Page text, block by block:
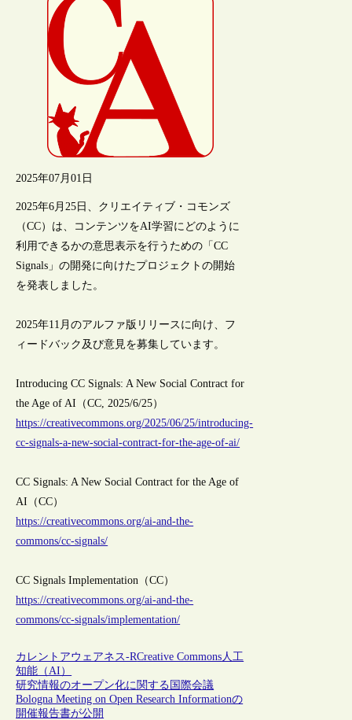
2025年07月01日
2025年6月25日、クリエイティブ・コモンズ
（CC）は、コンテンツをAI学習にどのように
利用できるかの意思表示を行うための「CC
Signals」の開発に向けたプロジェクトの開始
を発表しました。
2025年11月のアルファ版リリースに向け、フ
ィードバック及び意見を募集しています。
Introducing CC Signals: A New Social Contract for
the Age of AI（CC, 2025/6/25）
https://creativecommons.org/2025/06/25/introducing-
cc-signals-a-new-social-contract-for-the-age-of-ai/
CC Signals: A New Social Contract for the Age of
AI（CC）
https://creativecommons.org/ai-and-the-
commons/cc-signals/
CC Signals Implementation（CC）
https://creativecommons.org/ai-and-the-
commons/cc-signals/implementation/
カレントアウェアネス-RCreative Commons 人工
知能（AI）
研究情報のオープン化に関する国際会議
Bologna Meeting on Open Research Informationの
開催報告書が公開